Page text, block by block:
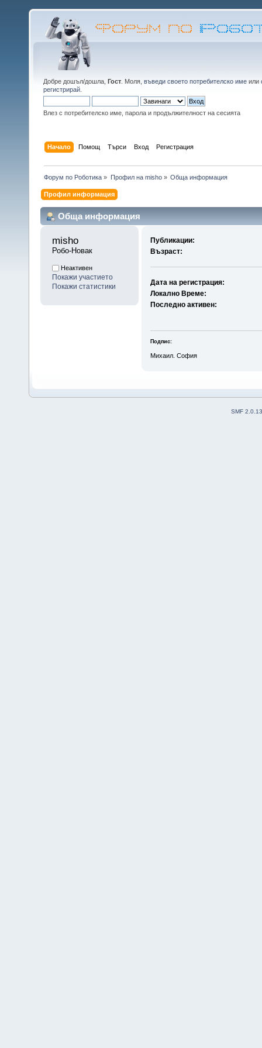
Добре дошъл/дошла, Гост . Моля, въведи своето потребителско име или
регистрирай
Влез с потребителско име, парола и продължителност на сесията
Начало Помощ Търси Вход Регистрация
Форум по Роботика » Профил на misho» Обща информация
Профил информация
Обща информация
misho
Робо-Новак
Неактивен
Покажи участието
Покажи статистики
Публикации:
Възраст:
Дата на регистрация:
Локално Време:
Последно активен:
Подпис:
Михаил. София
SMF 2.0.13